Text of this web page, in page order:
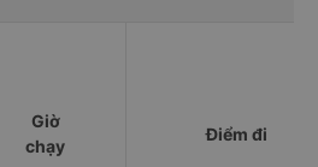
Giờ
chạy
Điểm đi